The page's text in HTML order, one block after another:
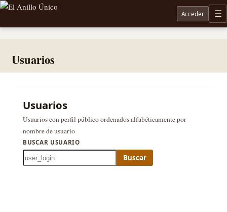
Noticias sobre Tolkien: El Señor de los Anillos, Los Anillos de Poder, La Caza de Gollum, la
Acceder
Usuarios
Usuarios
Usuarios con perfil público ordenados alfabéticamente por
nombre de usuario
BUSCAR USUARIO
Buscar